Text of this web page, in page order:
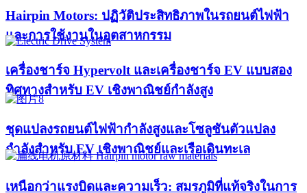
Hairpin Motors: ปฏิวัติประสิทธิภาพในรถยนต์ไฟฟ้า
และการใช้งานในอุตสาหกรรม
เครื่องชาร์จ Hypervolt และเครื่องชาร์จ EV แบบสอง
ทิศทางสำหรับ EV เชิงพาณิชย์กำลังสูง
ชุดแปลงรถยนต์ไฟฟ้ากำลังสูงและโซลูชันตัวแปลง
กำลังสำหรับ EV เชิงพาณิชย์และเรือเดินทะเล
เหนือกว่าแรงบิดและความเร็ว: สมรภูมิที่แท้จริงในการ